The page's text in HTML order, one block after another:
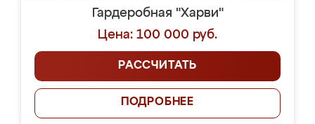
Гардеробная "Харви"
Цена: 100 000 руб.
РАССЧИТАТЬ
ПОДРОБНЕЕ